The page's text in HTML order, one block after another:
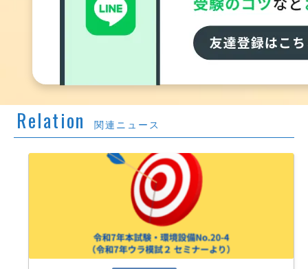
Relation 関連ニュース